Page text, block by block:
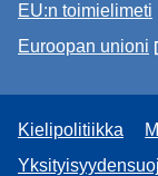
EU:n toimielimeti
Euroopan unioni
Kielipolitiikka